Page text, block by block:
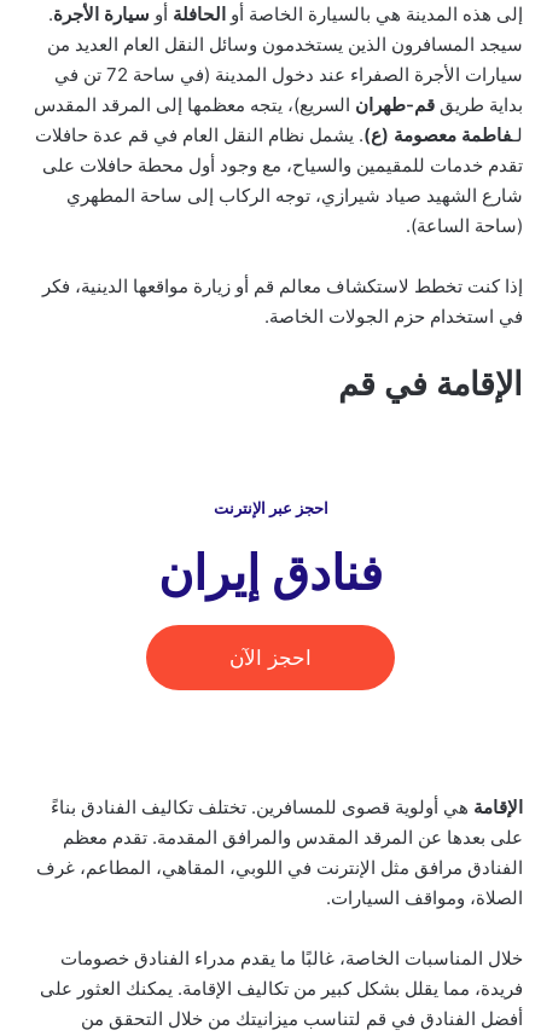
إلى هذه المدينة هي بالسيارة الخاصة أو الحافلة أو سيارة الأجرة.
سيجد المسافرون الذين يستخدمون وسائل النقل العام العديد من
سيارات الأجرة الصفراء عند دخول المدينة (في ساحة 72 تن في
بداية طريق قم-طهران السريع)، يتجه معظمها إلى المرقد المقدس
لـفاطمة معصومة (ع). يشمل نظام النقل العام في قم عدة حافلات
تقدم خدمات للمقيمين والسياح، مع وجود أول محطة حافلات على
شارع الشهيد صياد شيرازي، توجه الركاب إلى ساحة المطهري
(ساحة الساعة).
إذا كنت تخطط لاستكشاف معالم قم أو زيارة مواقعها الدينية، فكر
في استخدام حزم الجولات الخاصة.
الإقامة في قم
احجز عبر الإنترنت
فنادق إيران
احجز الآن
الإقامة هي أولوية قصوى للمسافرين. تختلف تكاليف الفنادق بناءً
على بعدها عن المرقد المقدس والمرافق المقدمة. تقدم معظم
الفنادق مرافق مثل الإنترنت في اللوبي، المقاهي، المطاعم، غرف
الصلاة، ومواقف السيارات.
خلال المناسبات الخاصة، غالبًا ما يقدم مدراء الفنادق خصومات
فريدة، مما يقلل بشكل كبير من تكاليف الإقامة. يمكنك العثور على
أفضل الفنادق في قم لتناسب ميزانيتك من خلال التحقق من